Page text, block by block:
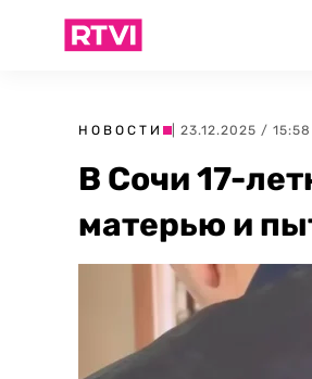
НОВОСТИ | 23.12.2025 / 15:58
В Сочи 17-
матерью и